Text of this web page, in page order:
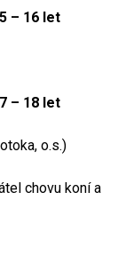
– 16 let
– 18 let
o.s.)
chovu koní a